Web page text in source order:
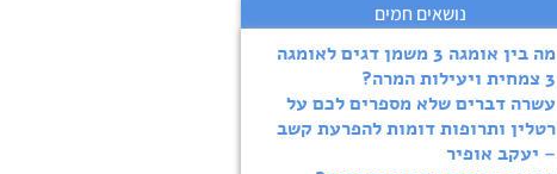
נושאים חמים
מה בין אומגה 3 משמן דגים לאומגה
3 צמחית ויעילות המרה?
עשרה דברים שלא מספרים לכם על
רטלין ותרופות דומות להפרעת קשב
– יעקב אופיר